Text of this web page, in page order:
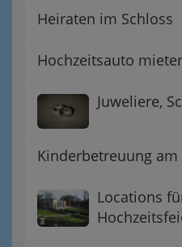
Heiraten im Schloss
Hochzeitsauto
Juweliere,
Kinderbetreuung
Locations